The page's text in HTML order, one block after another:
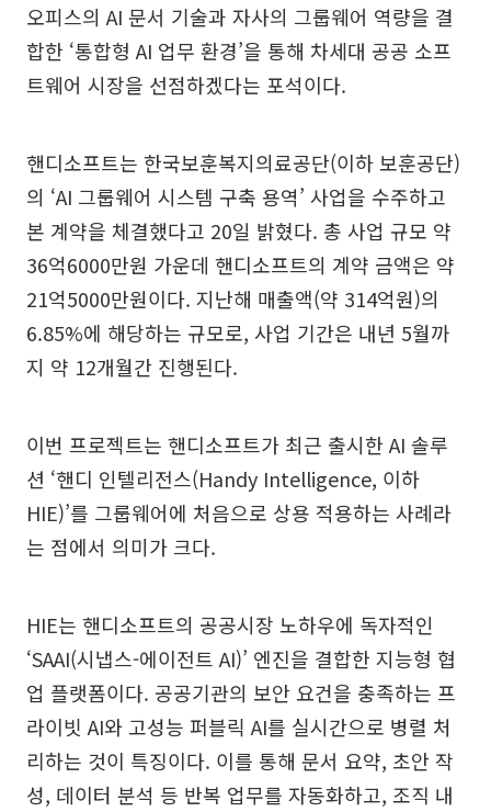
오피스의 AI 문서 기술과 자사의 그룹웨어 역량을 결
합한 ‘통합형 AI 업무 환경’을 통해 차세대 공공 소프
트웨어 시장을 선점하겠다는 포석이다.
핸디소프트는 한국보훈복지의료공단(이하 보훈공단)
의 ‘AI 그룹웨어 시스템 구축 용역’ 사업을 수주하고
본 계약을 체결했다고 20일 밝혔다. 총 사업 규모 약
36억6000만원 가운데 핸디소프트의 계약 금액은 약
21억5000만원이다. 지난해 매출액(약 314억원)의
6.85%에 해당하는 규모로, 사업 기간은 내년 5월까
지 약 12개월간 진행된다.
이번 프로젝트는 핸디소프트가 최근 출시한 AI 솔루
션 ‘핸디 인텔리전스(Handy Intelligence, 이하
HIE)’를 그룹웨어에 처음으로 상용 적용하는 사례라
는 점에서 의미가 크다.
HIE는 핸디소프트의 공공시장 노하우에 독자적인
‘SAAI(시냅스-에이전트 AI)’ 엔진을 결합한 지능형 협
업 플랫폼이다. 공공기관의 보안 요건을 충족하는 프
라이빗 AI와 고성능 퍼블릭 AI를 실시간으로 병렬 처
리하는 것이 특징이다. 이를 통해 문서 요약, 초안 작
성, 데이터 분석 등 반복 업무를 자동화하고, 조직 내